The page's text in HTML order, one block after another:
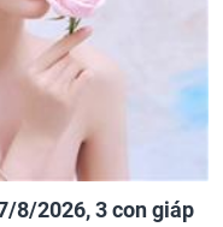
8/2026, 3 con giáp